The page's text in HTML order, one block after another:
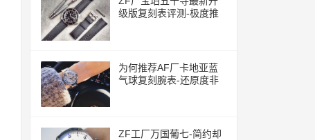
级版复刻表评测-极度推
为何推荐AF厂卡地亚蓝
气球复刻腕表-还原度非
ZF工厂万国葡七-简约却